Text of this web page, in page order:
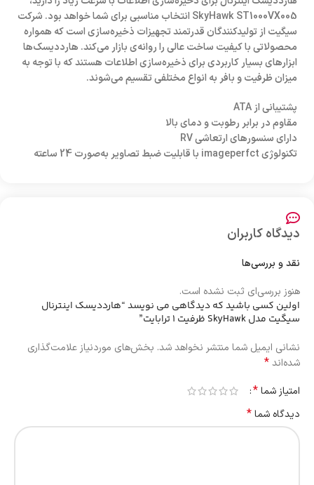
SkyHawk ST1000VX005 انتخاب مناسبی برای شما خواهد بود. شرکت
سیگیت از تولیدکنندگان قدرتمند تجهیزات ذخیره‌سازی است که همواره
محصولاتی با کیفیت ساخت عالی را روانه‌ی بازار می‌کند. هارددیسک‌ها
ابزارهای بسیار کاربردی برای ذخیره‌سازی اطلاعات هستند که با توجه به
میزان ظرفیت و بافر به انواع مختلفی تقسیم می‌شوند.
پشتیبانی از ATA
مقاوم در برابر رطوبت و دمای بالا
دارای سنسورهای ارتعاشی RV
تکنولوژی imageperfct با قابلیت ضبط تصاویر به‌صورت 24 ساعته
دیدگاه کاربران
نقد و بررسی‌ها
هنوز بررسی‌ای ثبت نشده است.
اولین کسی باشید که دیدگاهی می نویسد “هارددیسک اینترنال
سیگیت مدل SkyHawk ظرفیت 1 ترابایت”
نشانی ایمیل شما منتشر نخواهد شد. بخش‌های موردنیاز علامت‌گذاری
شده‌اند*
امتیاز شما*
دیدگاه شما*